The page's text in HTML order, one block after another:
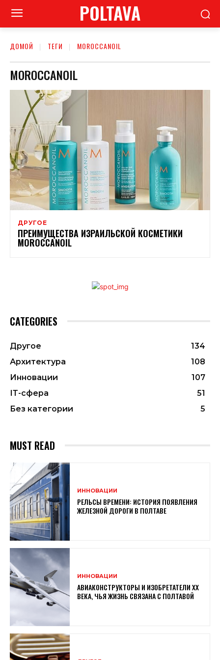
POLTAVA
ДОМОЙ ТЕГИ MOROCCANOIL
MOROCCANOIL
ДРУГОЕ
ПРЕИМУЩЕСТВА ИЗРАИЛЬСКОЙ КОСМЕТИКИ
MOROCCANOIL
CATEGORIES
Другое
134
Архитектура
108
Инновации
107
ІТ-сфера
51
Без категории
5
MUST READ
ИННОВАЦИИ
РЕЛЬСЫ ВРЕМЕНИ: ИСТОРИЯ ПОЯВЛЕНИЯ
ЖЕЛЕЗНОЙ ДОРОГИ В ПОЛТАВЕ
ИННОВАЦИИ
АВИАКОНСТРУКТОРЫ И ИЗОБРЕТАТЕЛИ XX
ВЕКА, ЧЬЯ ЖИЗНЬ СВЯЗАНА С ПОЛТАВОЙ